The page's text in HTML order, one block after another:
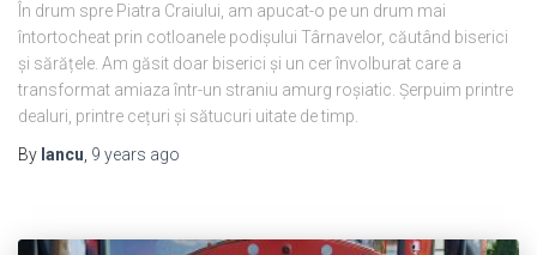
În drum spre Piatra Craiului, am apucat-o pe un drum mai
întortocheat prin cotloanele podișului Târnavelor, căutând biserici
și sărățele. Am găsit doar biserici și un cer învolburat care a
transformat amiaza într-un straniu amurg roșiatic. Șerpuim printre
dealuri, printre cețuri și sătucuri uitate de timp.
By Iancu 9 years ago